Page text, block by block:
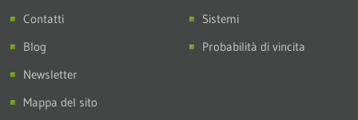
Contatti
Blog
Newsletter
Mappa del sito
Sistemi
Probabilità di vincita